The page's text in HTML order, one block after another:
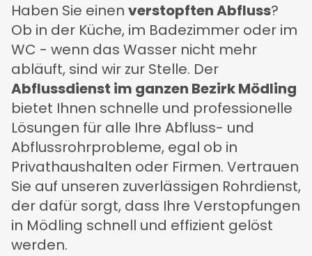
Haben Sie einen verstopften Abfluss?
Ob in der Küche, im Badezimmer oder im
WC - wenn das Wasser nicht mehr
abläuft, sind wir zur Stelle. Der
Abflussdienst im ganzen Bezirk Mödling
bietet Ihnen schnelle und professionelle
Lösungen für alle Ihre Abfluss- und
Abflussrohrprobleme, egal ob in
Privathaushalten oder Firmen. Vertrauen
Sie auf unseren zuverlässigen Rohrdienst,
der dafür sorgt, dass Ihre Verstopfungen
in Mödling schnell und effizient gelöst
werden.